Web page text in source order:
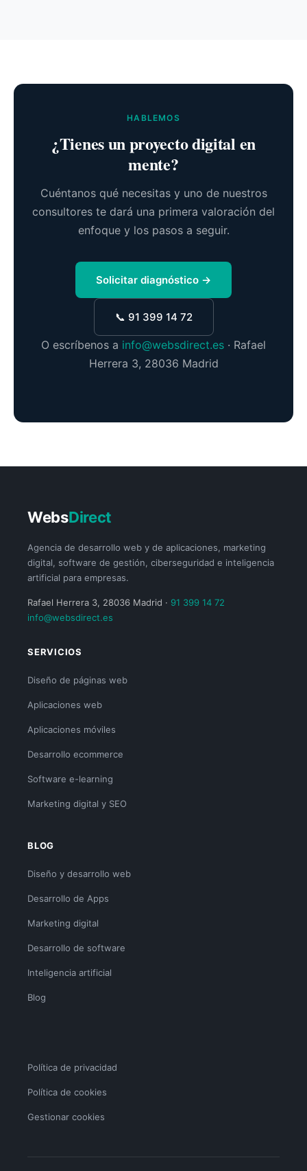
HABLEMOS
¿Tienes un proyecto digital en
mente?
Cuéntanos qué necesitas y uno de nuestros
consultores te dará una primera valoración del
enfoque y los pasos a seguir.
Solicitar diagnóstico →
📞 91 399 14 72
O escríbenos a info@websdirect.es · Rafael
Herrera 3, 28036 Madrid
WebsDirect
Agencia de desarrollo web y de aplicaciones, marketing
digital, software de gestión, ciberseguridad e inteligencia
artificial para empresas.
Rafael Herrera 3, 28036 Madrid · 91 399 14 72
info@websdirect.es
SERVICIOS
Diseño de páginas web
Aplicaciones web
Aplicaciones móviles
Desarrollo ecommerce
Software e-learning
Marketing digital y SEO
BLOG
Diseño y desarrollo web
Desarrollo de Apps
Marketing digital
Desarrollo de software
Inteligencia artificial
Blog
Política de privacidad
Política de cookies
Gestionar cookies